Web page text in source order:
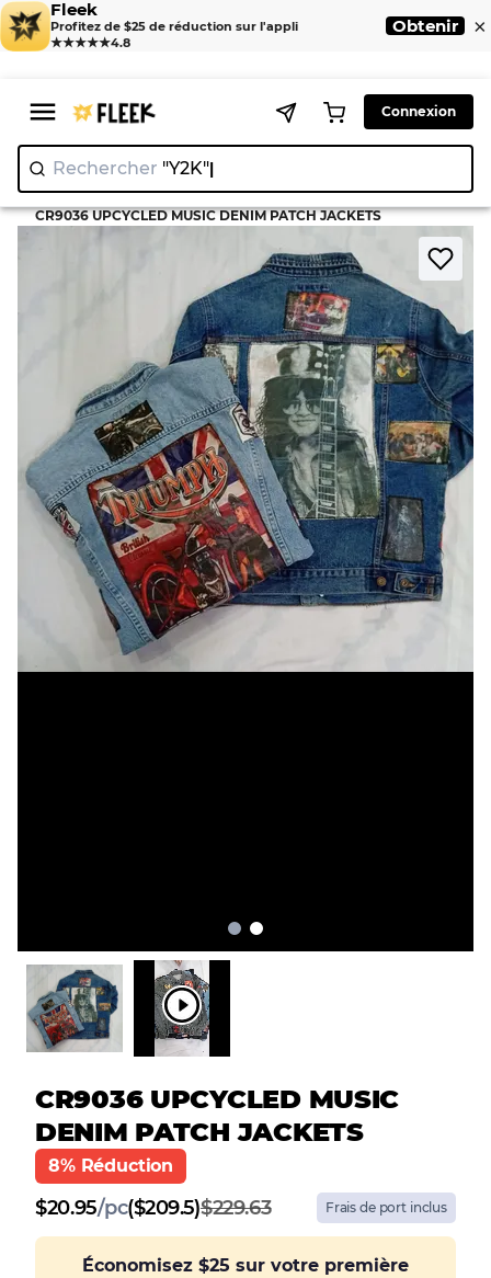
Fleek
Profitez de $25 de réduction sur l'appli
★★★★★4.8
Obtenir ×
Connexion
Rechercher |
Home > Jacket >
CR9036 UPCYCLED MUSIC DENIM PATCH JACKETS
CR9036 UPCYCLED MUSIC
DENIM PATCH JACKETS
8% Réduction
$20.95/pc($209.5)$229.63 Frais de port inclus
Économisez $25 sur votre première